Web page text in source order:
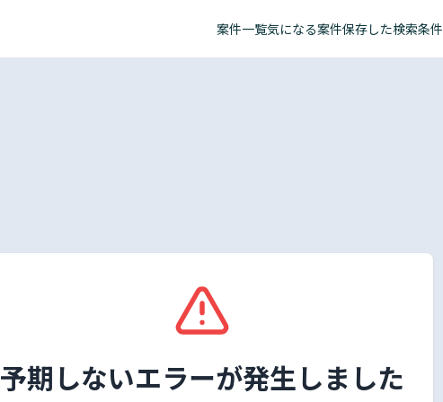
案件一覧気になる案件保存した検索条件
予期しないエラーが発生しました